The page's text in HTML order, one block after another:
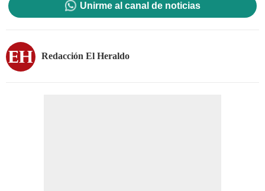
Unirme al canal de noticias
Redacción El Heraldo